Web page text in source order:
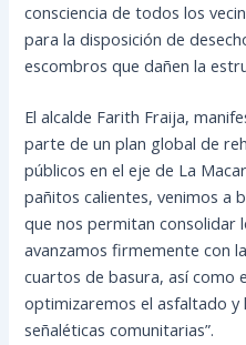
consciencia de todos los
para la disposición de
escombros que dañen la
El alcalde Farith Fraija,
parte de un plan global de
públicos en el eje de La
pañitos calientes, venimos a
que nos permitan consolidar
avanzamos firmemente con
cuartos de basura, así como
optimizaremos el asfaltado y
señaléticas comunitarias”.